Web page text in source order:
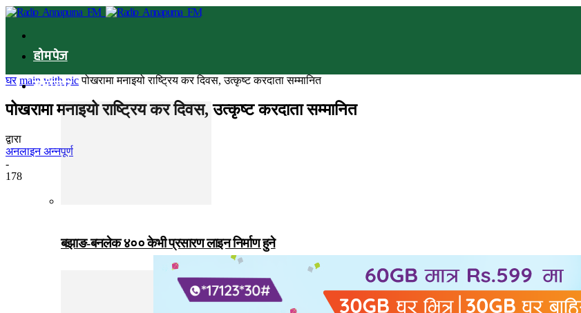
होमपेज
समाचार
बझाङ-बनलेक ४०० केभी प्रसारण लाइन निर्माण हुने
घर main with pic पोखरामा मनाइयो राष्ट्रिय कर दिवस, उत्कृष्ट करदाता सम्मानित
पोखरामा मनाइयो राष्ट्रिय कर दिवस, उत्कृष्ट करदाता सम्मानित
द्वारा
अनलाइन अन्नपूर्ण
-
178